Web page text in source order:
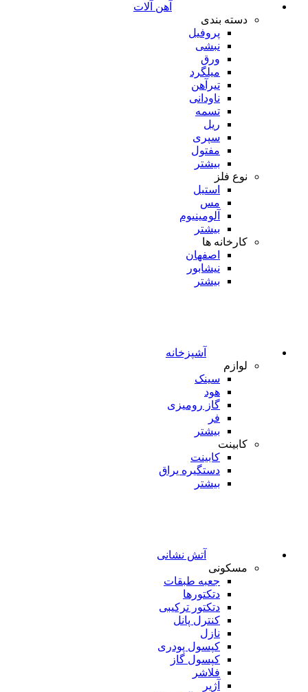
آهن آلات
دسته بندی
پروفیل
نبشی
ورق
میلگرد
تیرآهن
ناودانی
تسمه
ریل
سپری
مفتول
بیشتر
نوع فلز
استیل
مس
آلومینیوم
بیشتر
کارخانه ها
اصفهان
نیشابور
بیشتر
آشپزخانه
لوازم
سینک
هود
گاز رومیزی
فر
بیشتر
کابینت
کابینت
دستگیره یراق
بیشتر
آتش نشانی
مسکونی
جعبه طبقات
دتکتورها
دتکتور ترکیبی
کنترل پانل
نازل
کپسول پودری
کپسول گاز
فلاشر
آژیر